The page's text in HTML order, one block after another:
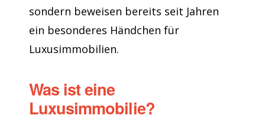
sondern beweisen bereits seit Jahren
ein besonderes Händchen für
Luxusimmobilien.
Was ist eine
Luxusimmobilie?